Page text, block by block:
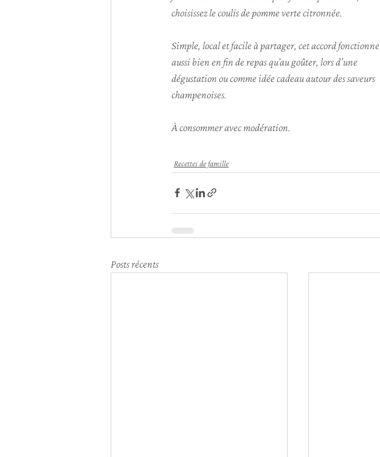
choisissez le coulis de pomme verte citronnée.
Simple, local et facile à partager, cet accord fonctionne
aussi bien en fin de repas qu’au goûter, lors d’une
dégustation ou comme idée cadeau autour des saveurs
champenoises.
À consommer avec modération.
Recettes de famille
Posts récents